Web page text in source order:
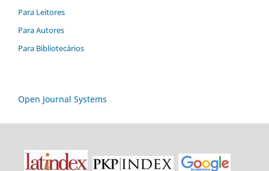
Para Leitores
Para Autores
Para Bibliotecários
Open Journal Systems